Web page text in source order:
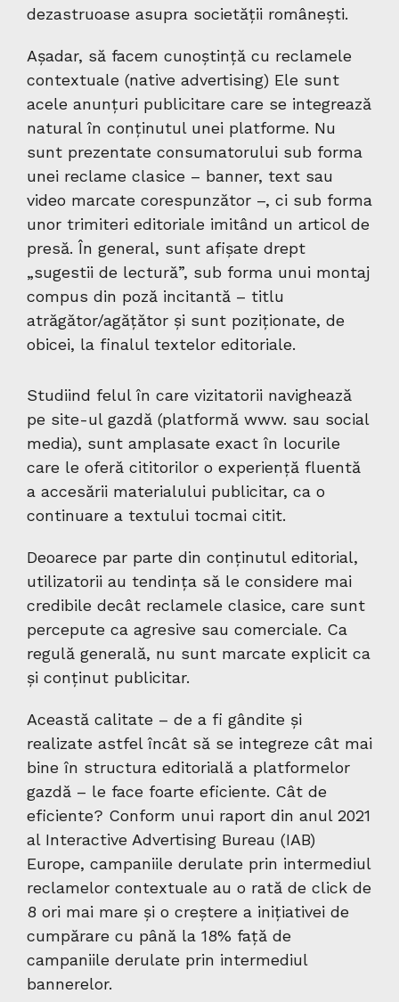
dezastruoase asupra societății românești.
Așadar, să facem cunoștință cu reclamele
contextuale (native advertising) Ele sunt
acele anunțuri publicitare care se integrează
natural în conținutul unei platforme. Nu
sunt prezentate consumatorului sub forma
unei reclame clasice – banner, text sau
video marcate corespunzător –, ci sub forma
unor trimiteri editoriale imitând un articol de
presă. În general, sunt afișate drept
„sugestii de lectură”, sub forma unui montaj
compus din poză incitantă – titlu
atrăgător/agățător și sunt poziționate, de
obicei, la finalul textelor editoriale.
Studiind felul în care vizitatorii navighează
pe site-ul gazdă (platformă www. sau social
media), sunt amplasate exact în locurile
care le oferă cititorilor o experiență fluentă
a accesării materialului publicitar, ca o
continuare a textului tocmai citit.
Deoarece par parte din conținutul editorial,
utilizatorii au tendința să le considere mai
credibile decât reclamele clasice, care sunt
percepute ca agresive sau comerciale. Ca
regulă generală, nu sunt marcate explicit ca
și conținut publicitar.
Această calitate – de a fi gândite și
realizate astfel încât să se integreze cât mai
bine în structura editorială a platformelor
gazdă – le face foarte eficiente. Cât de
eficiente? Conform unui raport din anul 2021
al Interactive Advertising Bureau (IAB)
Europe, campaniile derulate prin intermediul
reclamelor contextuale au o rată de click de
8 ori mai mare și o creștere a inițiativei de
cumpărare cu până la 18% față de
campaniile derulate prin intermediul
bannerelor.